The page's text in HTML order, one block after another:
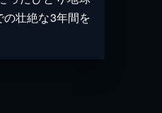
壮絶な3年間を